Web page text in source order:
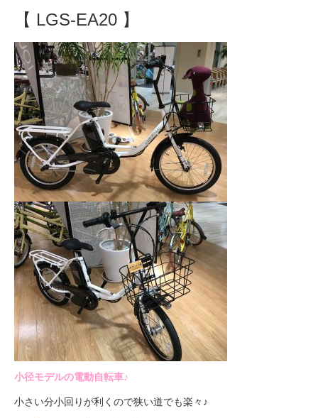
法人様
法人様向け割引
その他
お問い合わせ
会社概要
個人情報保護
【 LGS-EA20 】
小径モデルの電動自転車♪
小さい分小回りが利くので狭い道でも楽々♪